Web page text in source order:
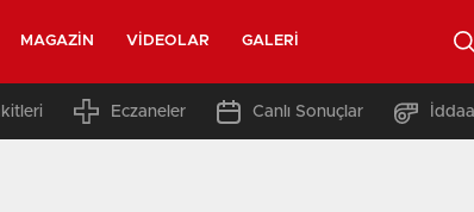
MAGAZIN VIDEOLAR GALERI
Eczaneler Canlı Sonuçlar İddaa